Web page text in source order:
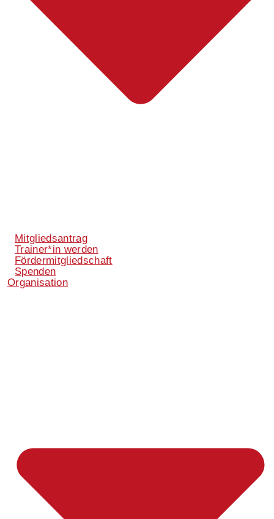
Mitgliedsantrag
Trainer*in werden
Fördermitgliedschaft
Spenden
Organisation